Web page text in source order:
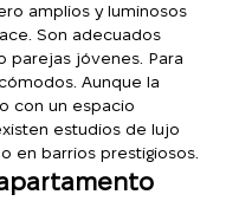
amplios y luminosos
Son adecuados
parejas jóvenes. Para
Aunque la
con un espacio
estudios de lujo
en barrios prestigiosos.